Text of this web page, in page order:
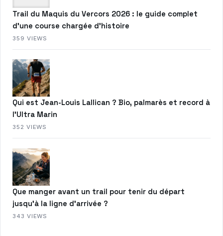
Trail du Maquis du Vercors 2026 : le guide complet
d’une course chargée d’histoire
359 VIEWS
Qui est Jean-Louis Lallican ? Bio, palmarès et record à
l’Ultra Marin
352 VIEWS
Que manger avant un trail pour tenir du départ
jusqu’à la ligne d’arrivée ?
343 VIEWS